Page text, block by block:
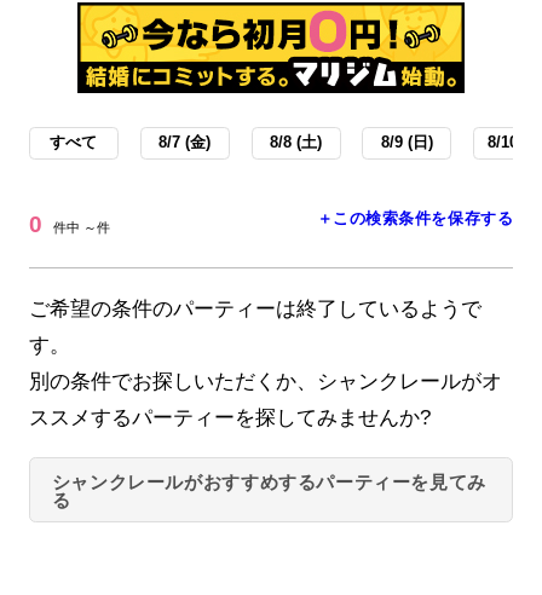
すべて 8/7 (金) 8/8 (土) 8/9 (日) 8/10 (
0 件中 ～件 ＋この検索条件を保存する
ご希望の条件のパーティーは終了しているようで
す。
別の条件でお探しいただくか、シャンクレールがオ
ススメするパーティーを探してみませんか?
シャンクレールがおすすめするパーティーを見てみ
る